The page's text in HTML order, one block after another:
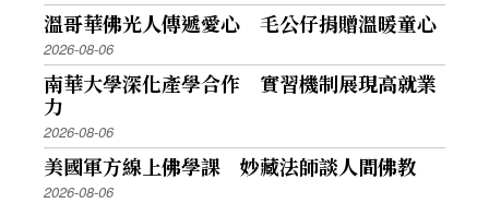
溫哥華佛光人傳遞愛心 毛公仔捐贈溫暖童心
2026-08-06
南華大學深化產學合作 實習機制展現高就業
力
2026-08-06
美國軍方線上佛學課 妙藏法師談人間佛教
2026-08-06